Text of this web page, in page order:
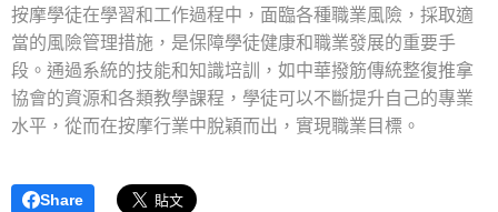
按摩學徒在學習和工作過程中，面臨各種職業風險，採取適
當的風險管理措施，是保障學徒健康和職業發展的重要手
段。通過系統的技能和知識培訓，如中華撥筋傳統整復推拿
協會的資源和各類教學課程，學徒可以不斷提升自己的專業
水平，從而在按摩行業中脫穎而出，實現職業目標。
Share